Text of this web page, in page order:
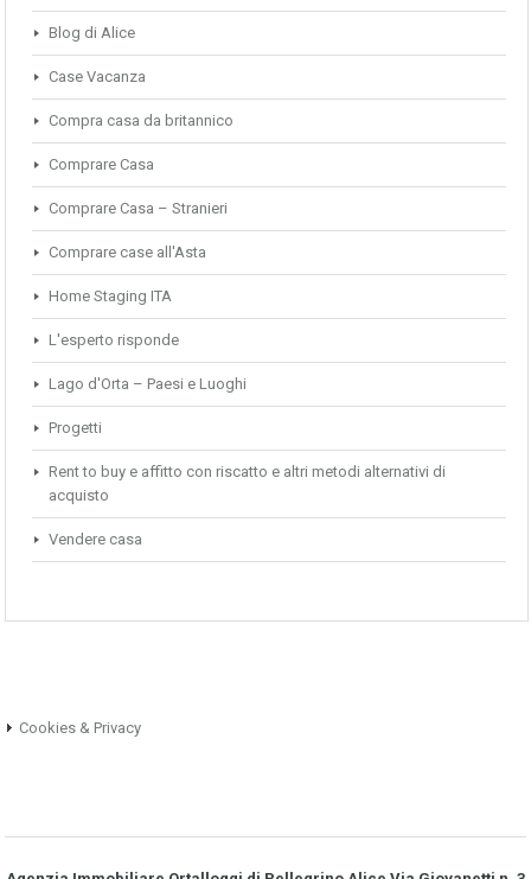
Blog di Alice
Case Vacanza
Compra casa da britannico
Comprare Casa
Comprare Casa – Stranieri
Comprare case all'Asta
Home Staging ITA
L'esperto risponde
Lago d'Orta – Paesi e Luoghi
Progetti
Rent to buy e affitto con riscatto e altri metodi alternativi di
acquisto
Vendere casa
Cookies & Privacy